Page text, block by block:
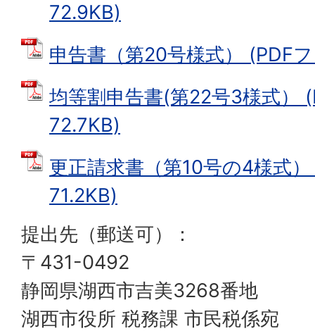
72.9KB)
申告書（第20号様式） (PDF
均等割申告書(第22号3様式）
72.7KB)
更正請求書（第10号の4様式
71.2KB)
提出先（郵送可）：
〒431-0492
静岡県湖西市吉美3268番地
湖西市役所 税務課 市民税係宛